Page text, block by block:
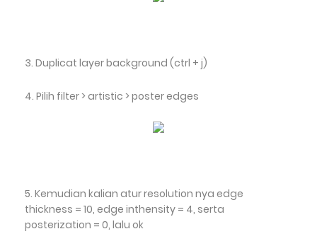
3. Duplicat layer background (ctrl + j)
4. Pilih filter > artistic > poster edges
5. Kemudian kalian atur resolution nya edge
thickness = 10, edge inthensity = 4, serta
posterization = 0, lalu ok